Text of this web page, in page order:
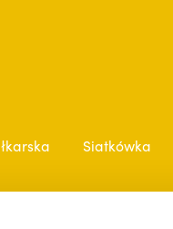
Siatkówka